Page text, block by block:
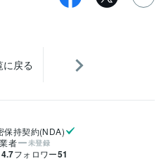
に戻る
保持契約(NDA)
者
未登録
4.7フォロワー51